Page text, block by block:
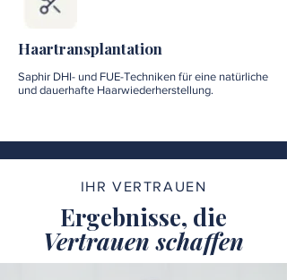
Haartransplantation
Saphir DHI- und FUE-Techniken für eine natürliche
und dauerhafte Haarwiederherstellung.
IHR VERTRAUEN
Ergebnisse, die
Vertrauen schaffen